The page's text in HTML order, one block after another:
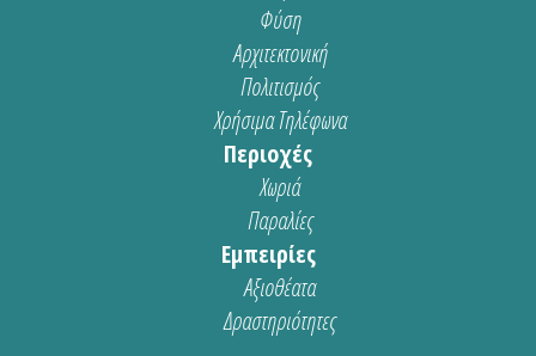
Φύση
Αρχιτεκτονική
Πολιτισμός
Χρήσιμα Τηλέφωνα
Περιοχές
Χωριά
Παραλίες
Εμπειρίες
Αξιοθέατα
Δραστηριότητες